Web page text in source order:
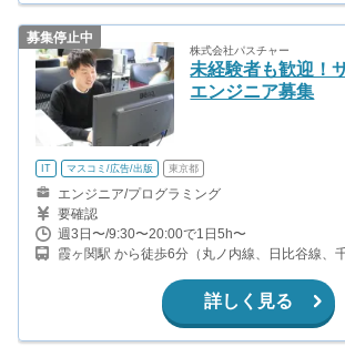
募集停止中
株式会社パスチャー
未経験者も歓迎！
エンジニア募集
IT マスコミ/広告/出版 東京都
エンジニア/プログラミング
要確認
週3日〜/9:30〜20:00で1日5h〜
霞ヶ関駅 から徒歩6分（丸ノ内線、日比谷線、千代田線
詳しく見る